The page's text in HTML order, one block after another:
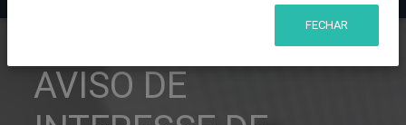
AVISO DE
FECHAR